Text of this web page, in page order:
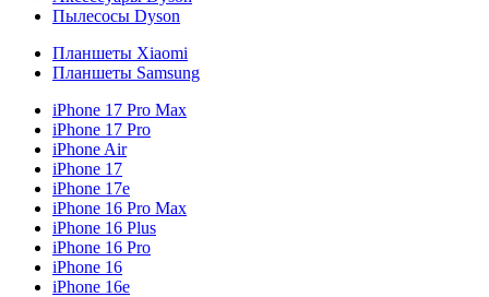
Пылесосы Dyson
Планшеты Xiaomi
Планшеты Samsung
iPhone 17 Pro Max
iPhone 17 Pro
iPhone Air
iPhone 17
iPhone 17e
iPhone 16 Pro Max
iPhone 16 Plus
iPhone 16 Pro
iPhone 16
iPhone 16e